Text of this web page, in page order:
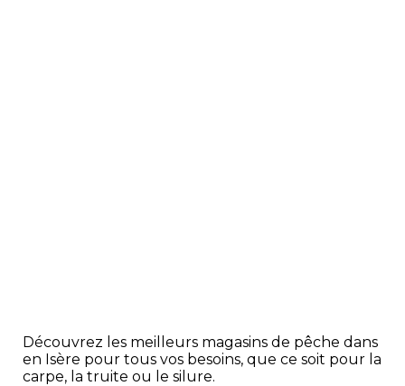
Découvrez les meilleurs magasins de pêche dans
en Isère pour tous vos besoins, que ce soit pour la
carpe, la truite ou le silure.